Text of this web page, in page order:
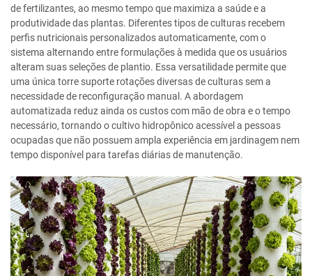
de fertilizantes, ao mesmo tempo que maximiza a saúde e a
produtividade das plantas. Diferentes tipos de culturas recebem
perfis nutricionais personalizados automaticamente, com o
sistema alternando entre formulações à medida que os usuários
alteram suas seleções de plantio. Essa versatilidade permite que
uma única torre suporte rotações diversas de culturas sem a
necessidade de reconfiguração manual. A abordagem
automatizada reduz ainda os custos com mão de obra e o tempo
necessário, tornando o cultivo hidropônico acessível a pessoas
ocupadas que não possuem ampla experiência em jardinagem nem
tempo disponível para tarefas diárias de manutenção.